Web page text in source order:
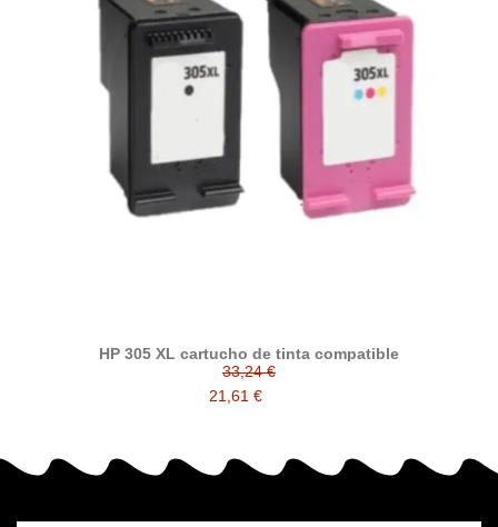
HP 305 XL cartucho de tinta compatible
33,24 €
21,61 €